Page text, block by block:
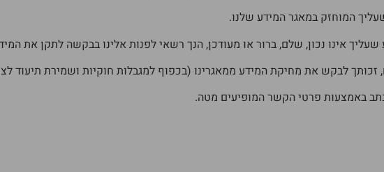
המוחזק במאגר המידע שלנו.
אינו נכון, שלם, ברור או מעודכן, הנך רשאי לפנות אלינו בבקשה לתקן את
זכותך לבקש את מחיקת המידע ממאגרינו (בכפוף למגבלות חוקיות ושמירת תיעוד
באמצעות פרטי הקשר המופיעים מטה.